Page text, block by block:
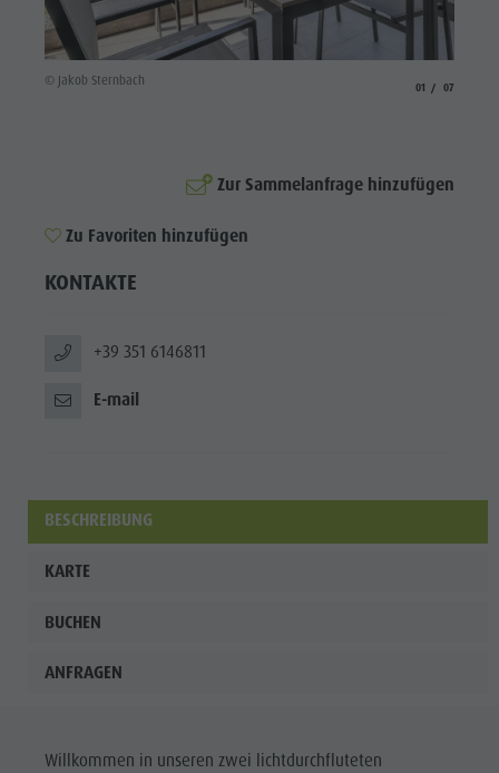
SEHENSWÜRDIGKEITEN
ORTE &
UMGEBUNG
HIGHLIGHT
Reiten
Tennis
Schwimmen
Katalogservice
Ortstaxe
Urlaub mit Hund
© Jakob Sternbach
01 07
Zur Sammelanfrage hinzufügen
Zu Favoriten hinzufügen
KONTAKTE
+39 351 6146811
E-mail
BESCHREIBUNG
KARTE
BUCHEN
ANFRAGEN
Willkommen in unseren zwei lichtdurchfluteten